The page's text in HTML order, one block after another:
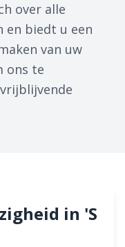
over alle
biedt u een
van uw
ons te
in 'S